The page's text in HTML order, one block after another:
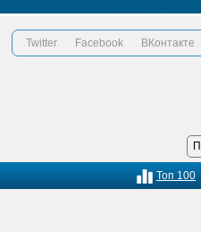
Twitter Facebook ВКонтакте
Топ 100